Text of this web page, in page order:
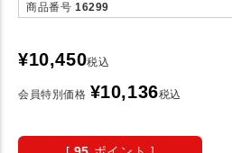
商品番号 16299
¥10,450税込
会員特別価格 ¥10,136税込